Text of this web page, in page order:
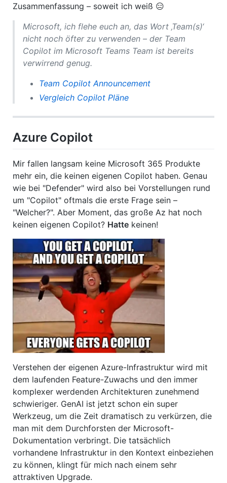
Zusammenfassung – soweit ich weiß 😑
Microsoft, ich flehe euch an, das Wort ‚Team(s)‘
nicht noch öfter zu verwenden – der Team
Copilot im Microsoft Teams Team ist bereits
verwirrend genug.
Team Copilot Announcement
Vergleich Copilot Pläne
Azure Copilot
Mir fallen langsam keine Microsoft 365 Produkte
mehr ein, die keinen eigenen Copilot haben. Genau
wie bei "Defender" wird also bei Vorstellungen rund
um "Copilot" oftmals die erste Frage sein –
"Welcher?". Aber Moment, das große Az hat noch
keinen eigenen Copilot? Hatte keinen!
Verstehen der eigenen Azure-Infrastruktur wird mit
dem laufenden Feature-Zuwachs und den immer
komplexer werdenden Architekturen zunehmend
schwieriger. GenAI ist jetzt schon ein super
Werkzeug, um die Zeit dramatisch zu verkürzen, die
man mit dem Durchforsten der Microsoft-
Dokumentation verbringt. Die tatsächlich
vorhandene Infrastruktur in den Kontext einbeziehen
zu können, klingt für mich nach einem sehr
attraktiven Upgrade.